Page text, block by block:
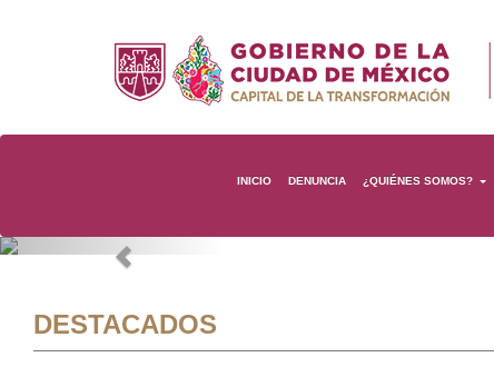
INICIO DENUNCIA ¿QUIÉNES SOMOS?
Previous
DESTACADOS